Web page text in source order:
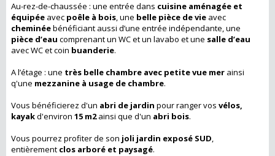
Au-rez-de-chaussée : une entrée dans cuisine aménagée et
équipée avec poêle à bois, une belle pièce de vie avec
cheminéebénéficiant aussi d’une entrée indépendante, une
pièce d’eau comprenant un WC et un lavabo et une salle d’eau
avec WC et coin buanderie.
A l’étage : une très belle chambre avec petite vue mer ainsi
q'une mezzanine à usage de chambre.
Vous bénéficierez d'un abri de jardin pour ranger vos vélos,
kayakd'environ 15 m2ainsi que d'un abri bois.
Vous pourrez profiter de son joli jardin exposé SUD,
entièrement clos arboré et paysagé.